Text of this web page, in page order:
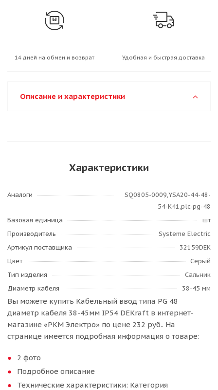
14 дней на обмен и возврат Удобная и быстрая доставка
Описание и характеристики
Характеристики
Аналоги
SQ0805-0009,YSA20-44-48-
54-K41,plc-pg-48
Базовая единица
шт
Производитель
Systeme Electric
Артикул поставщика
32159DEK
Цвет
Серый
Тип изделия
Сальник
Диаметр кабеля
38-45 мм
Вы можете купить Кабельный ввод типа PG 48
диаметр кабеля 38-45мм IP54 DEKraft в интернет-
магазине «РКМ Электро» по цене 232 руб.. На
странице имеется подробная информация о товаре:
2 фото
Подробное описание
Технические характеристики: Категория